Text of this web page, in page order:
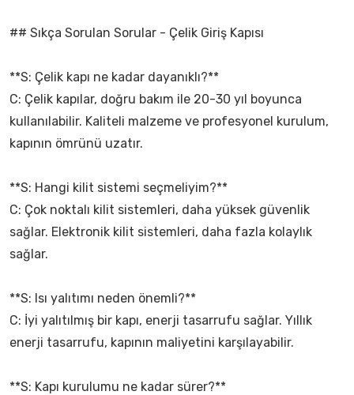
## Sıkça Sorulan Sorular - Çelik Giriş Kapısı
**S: Çelik kapı ne kadar dayanıklı?**
C: Çelik kapılar, doğru bakım ile 20-30 yıl boyunca
kullanılabilir. Kaliteli malzeme ve profesyonel kurulum,
kapının ömrünü uzatır.
**S: Hangi kilit sistemi seçmeliyim?**
C: Çok noktalı kilit sistemleri, daha yüksek güvenlik
sağlar. Elektronik kilit sistemleri, daha fazla kolaylık
sağlar.
**S: Isı yalıtımı neden önemli?**
C: İyi yalıtılmış bir kapı, enerji tasarrufu sağlar. Yıllık
enerji tasarrufu, kapının maliyetini karşılayabilir.
**S: Kapı kurulumu ne kadar sürer?**